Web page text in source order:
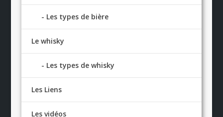
Les types de bière
Le whisky
Les types de whisky
Les Liens
Les vidéos